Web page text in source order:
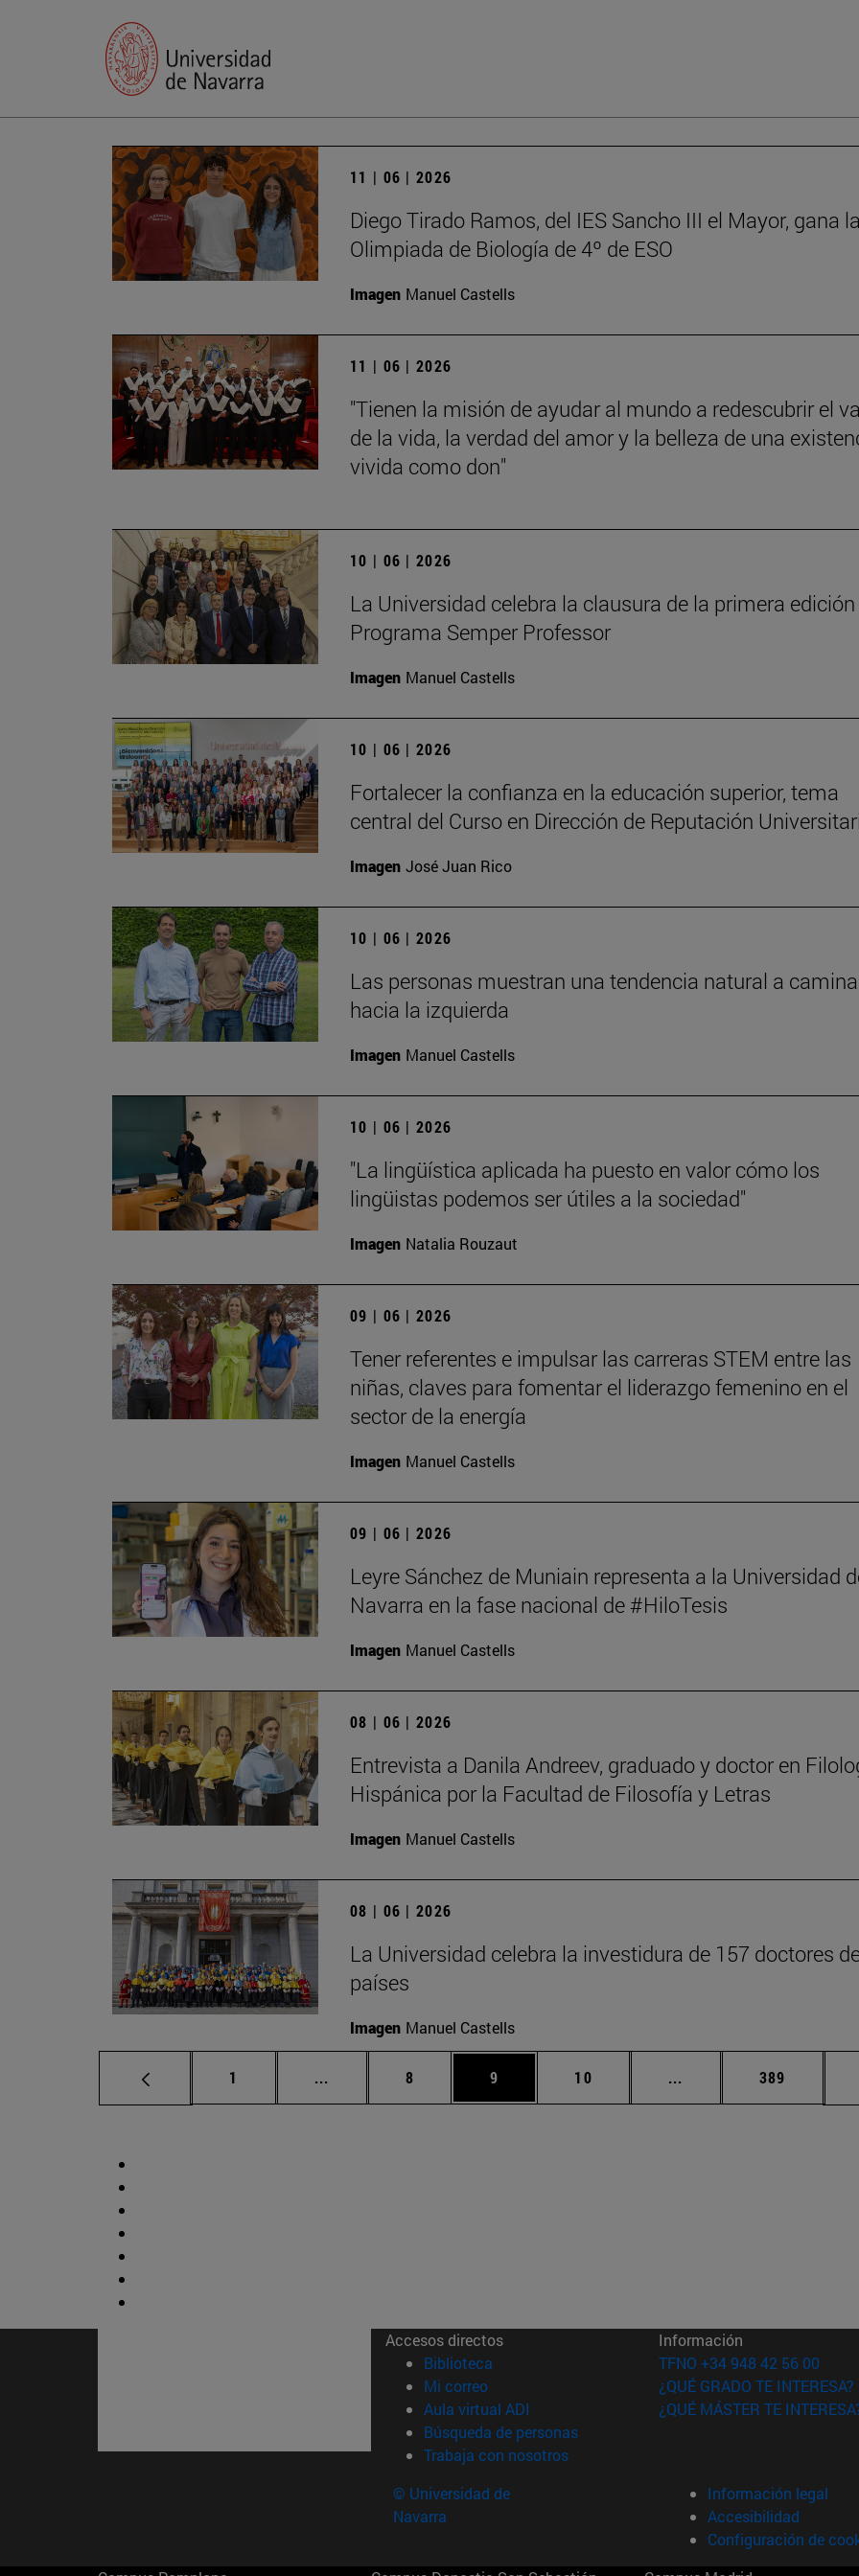
11 | 06 | 2026
Diego Tirado Ramos, del IES Sancho III el Mayor, gana
Olimpiada de Biología de 4º de ESO
Imagen Manuel Castells
11 | 06 | 2026
"Tienen la misión de ayudar al mundo a redescubrir el
de la vida, la verdad del amor y la belleza de una
vivida como don"
10 | 06 | 2026
La Universidad celebra la clausura de la primera
Programa Semper Professor
Imagen Manuel Castells
10 | 06 | 2026
Fortalecer la confianza en la educación superior, tema
central del Curso en Dirección de Reputación
Imagen José Juan Rico
10 | 06 | 2026
Las personas muestran una tendencia natural a
hacia la izquierda
Imagen Manuel Castells
10 | 06 | 2026
"La lingüística aplicada ha puesto en valor cómo los
lingüistas podemos ser útiles a la sociedad"
Imagen Natalia Rouzaut
09 | 06 | 2026
Tener referentes e impulsar las carreras STEM entre las
niñas, claves para fomentar el liderazgo femenino en el
sector de la energía
Imagen Manuel Castells
09 | 06 | 2026
Leyre Sánchez de Muniain representa a la Universidad
Navarra en la fase nacional de #HiloTesis
Imagen Manuel Castells
08 | 06 | 2026
Entrevista a Danila Andreev, graduado y doctor en
Hispánica por la Facultad de Filosofía y Letras
Imagen Manuel Castells
08 | 06 | 2026
La Universidad celebra la investidura de 157 doctores
países
Imagen Manuel Castells
Página
1 ... Páginas intermedias Use TAB para desplazarse.
Página
8 Página
9 Página
10 ... Páginas intermedias
Página
389
Accesos directos
Biblioteca (abre en nueva ventana)
Mi correo(abre en nueva ventana)
Aula virtual ADI (abre en nueva ventana)
Búsqueda de personas(abre en nueva ventana)
Trabaja con nosotros(abre en nueva ventana)
Información
TFNO +34 948 42 56 00
¿QUÉ GRADO TE INTERESA?
¿QUÉ MÁSTER TE
© Universidad de
Navarra
Información legal
Accesibilidad
Configuración de